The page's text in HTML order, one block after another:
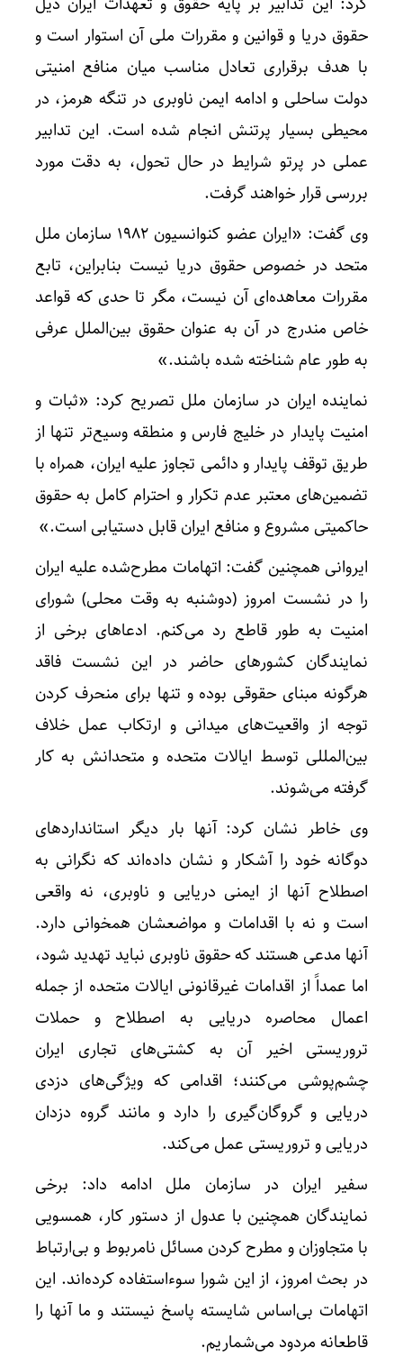
حقوق دریا و قوانین و مقررات ملی آن استوار است و
با هدف برقراری تعادل مناسب میان منافع امنیتی
دولت ساحلی و ادامه ایمن ناوبری در تنگه هرمز، در
محیطی بسیار پرتنش انجام شده است. این تدابیر
عملی در پرتو شرایط در حال تحول، به دقت مورد
بررسی قرار خواهند گرفت.
وی گفت: «ایران عضو کنوانسیون 1982 سازمان ملل
متحد در خصوص حقوق دریا نیست بنابراین، تابع
مقررات معاهده‌ای آن نیست، مگر تا حدی که قواعد
خاص مندرج در آن به عنوان حقوق بین‌الملل عرفی
به طور عام شناخته شده باشند.»
نماینده ایران در سازمان ملل تصریح کرد: «ثبات و
امنیت پایدار در خلیج فارس و منطقه وسیع‌تر تنها از
طریق توقف پایدار و دائمی تجاوز علیه ایران، همراه با
تضمین‌های معتبر عدم تکرار و احترام کامل به حقوق
حاکمیتی مشروع و منافع ایران قابل دستیابی است.»
ایروانی همچنین گفت: اتهامات مطرح‌شده علیه ایران
را در نشست امروز (دوشنبه به وقت محلی) شورای
امنیت به طور قاطع رد می‌کنم. ادعاهای برخی از
نمایندگان کشورهای حاضر در این نشست فاقد
هرگونه مبنای حقوقی بوده و تنها برای منحرف کردن
توجه از واقعیت‌های میدانی و ارتکاب عمل خلاف
بین‌المللی توسط ایالات متحده و متحدانش به کار
گرفته می‌شوند.
وی خاطر نشان کرد: آنها بار دیگر استانداردهای
دوگانه خود را آشکار و نشان داده‌اند که نگرانی به
اصطلاح آنها از ایمنی دریایی و ناوبری، نه واقعی
است و نه با اقدامات و مواضعشان همخوانی دارد.
آنها مدعی‌ هستند که حقوق ناوبری نباید تهدید شود،
اما عمداً از اقدامات غیرقانونی ایالات متحده از جمله
اعمال محاصره دریایی به اصطلاح و حملات
تروریستی اخیر آن به کشتی‌های تجاری ایران
چشم‌پوشی می‌کنند؛ اقدامی که ویژگی‌های دزدی
دریایی و گروگان‌گیری را دارد و مانند گروه دزدان
دریایی و تروریستی عمل می‌کند.
سفیر ایران در سازمان ملل ادامه داد: برخی
نمایندگان همچنین با عدول از دستور کار، همسویی
با متجاوزان و مطرح کردن مسائل نامربوط و بی‌ارتباط
در بحث امروز، از این شورا سوءاستفاده کرده‌اند. این
اتهامات بی‌اساس شایسته پاسخ نیستند و ما آنها را
قاطعانه مردود می‌شماریم.